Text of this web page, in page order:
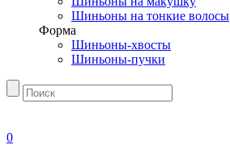
Шиньоны на тонкие волосы
Форма
Шиньоны-хвосты
Шиньоны-пучки
0